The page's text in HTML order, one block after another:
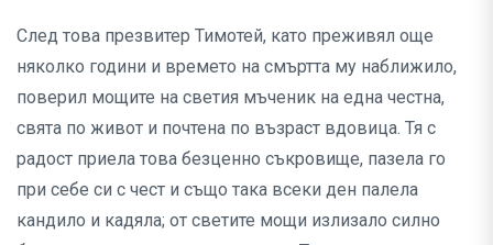
След това презвитер Тимотей, като преживял още
няколко години и времето на смъртта му наближило,
поверил мощите на светия мъченик на една честна,
свята по живот и почтена по възраст вдовица. Тя с
радост приела това безценно съкровище, пазела го
при себе си с чест и също така всеки ден палела
кандило и кадяла; от светите мощи излизало силно